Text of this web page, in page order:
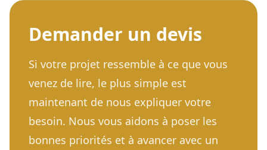
Demander un devis
Si votre projet ressemble à ce que vous
venez de lire, le plus simple est
maintenant de nous expliquer votre
besoin. Nous vous aidons à poser les
bonnes priorités et à avancer avec un